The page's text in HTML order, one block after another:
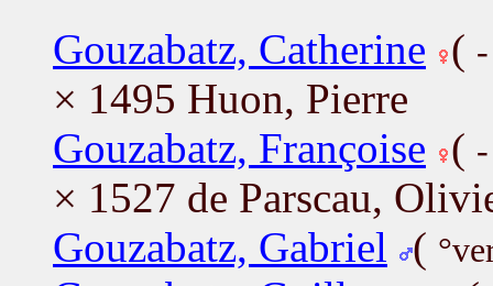
Gouzabatz, Catherine (
× 1495 Huon, Pierre
Gouzabatz, Françoise (
× 1527 de Parscau,
Gouzabatz, Gabriel
(